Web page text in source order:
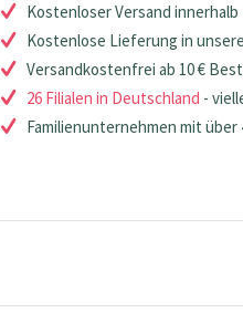
Kostenloser Versand
Kostenlose Lieferung in
Versandkostenfrei ab 10 €
26 Filialen in Deutschland -
Familienunternehmen mit